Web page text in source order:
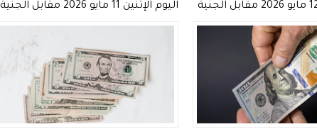
اليوم الثلاثاء 12 مايو 2026 مقابل الجنية
اليوم الإثنين 11 مايو 2026 مقابل الجنية